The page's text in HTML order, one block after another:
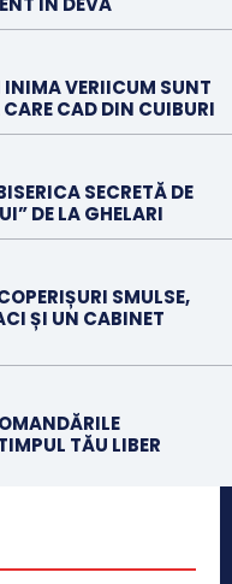
INIMA VERIICUM SUNT
CAD DIN CUIBURI
SECRETĂ DE
DE LA GHELARI
SMULSE,
ȘI UN CABINET
TĂU LIBER